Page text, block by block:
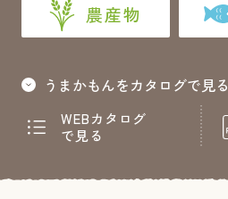
農産物
うまかもんをカタログで見る
WEBカタログ
で見る